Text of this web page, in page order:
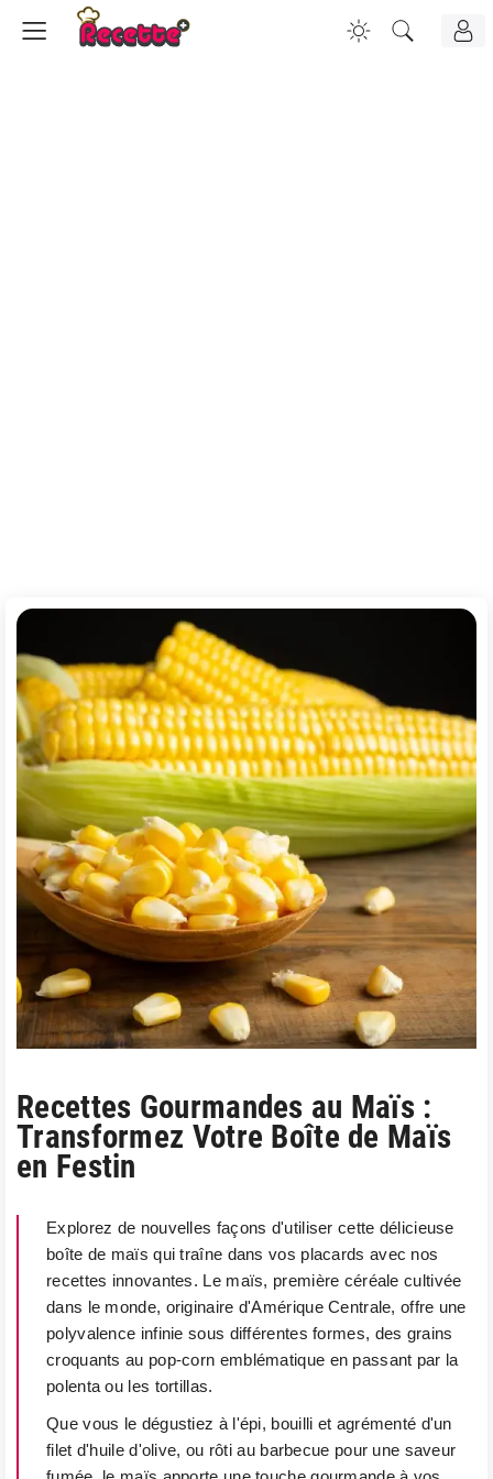
Recettes Gourmandes au Maïs :
Transformez Votre Boîte de Maïs
en Festin
Explorez de nouvelles façons d'utiliser cette délicieuse
boîte de maïs qui traîne dans vos placards avec nos
recettes innovantes. Le maïs, première céréale cultivée
dans le monde, originaire d'Amérique Centrale, offre une
polyvalence infinie sous différentes formes, des grains
croquants au pop-corn emblématique en passant par la
polenta ou les tortillas.
Que vous le dégustiez à l'épi, bouilli et agrémenté d'un
filet d'huile d'olive, ou rôti au barbecue pour une saveur